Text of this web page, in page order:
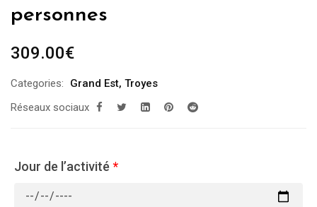
personnes
309.00€
Categories: Grand Est, Troyes
Réseaux sociaux
Jour de l’activité *